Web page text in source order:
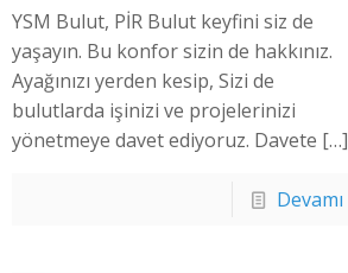
YSM Bulut, PİR Bulut keyfini siz de
yaşayın. Bu konfor sizin de hakkınız.
Ayağınızı yerden kesip, Sizi de
bulutlarda işinizi ve projelerinizi
yönetmeye davet ediyoruz. Davete […]
Devamı